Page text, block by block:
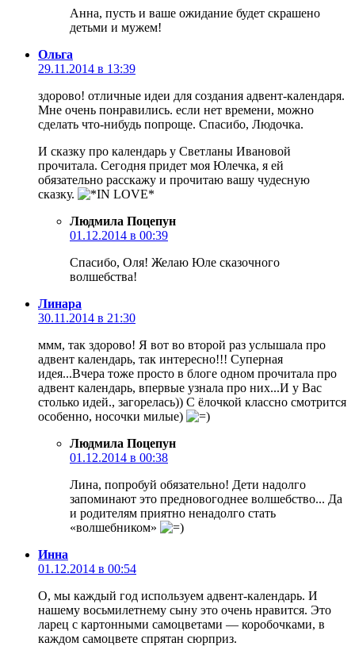
Анна, пусть и ваше ожидание будет скрашено
детьми и мужем!
Ольга
29.11.2014 в 13:39
здорово! отличные идеи для создания адвент-календаря.
Мне очень понравились. если нет времени, можно
сделать что-нибудь попроще. Спасибо, Людочка.
И сказку про календарь у Светланы Ивановой
прочитала. Сегодня придет моя Юлечка, я ей
обязательно расскажу и прочитаю вашу чудесную
сказку.
Людмила Поцепун
01.12.2014 в 00:39
Спасибо, Оля! Желаю Юле сказочного
волшебства!
Линара
30.11.2014 в 21:30
ммм, так здорово! Я вот во второй раз услышала про
адвент календарь, так интересно!!! Суперная
идея...Вчера тоже просто в блоге одном прочитала про
адвент календарь, впервые узнала про них...И у Вас
столько идей., загорелась)) С ёлочкой классно смотрится
особенно, носочки милые)
Людмила Поцепун
01.12.2014 в 00:38
Лина, попробуй обязательно! Дети надолго
запоминают это предновогоднее волшебство... Да
и родителям приятно ненадолго стать
«волшебником»
Инна
01.12.2014 в 00:54
О, мы каждый год используем адвент-календарь. И
нашему восьмилетнему сыну это очень нравится. Это
ларец с картонными самоцветами — коробочками, в
каждом самоцвете спрятан сюрприз.